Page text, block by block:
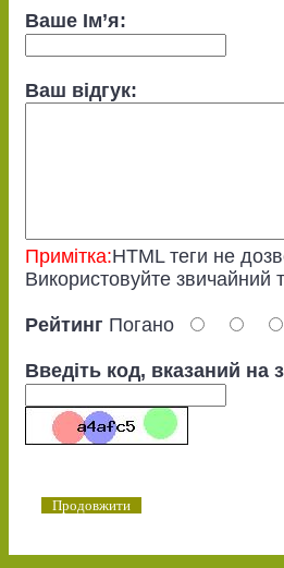
Ваше Ім’я:
Ваш відгук:
Примітка:HTML теги не
Використовуйте звичайний
Рейтинг Погано
Введіть код, вказаний на
Продовжити